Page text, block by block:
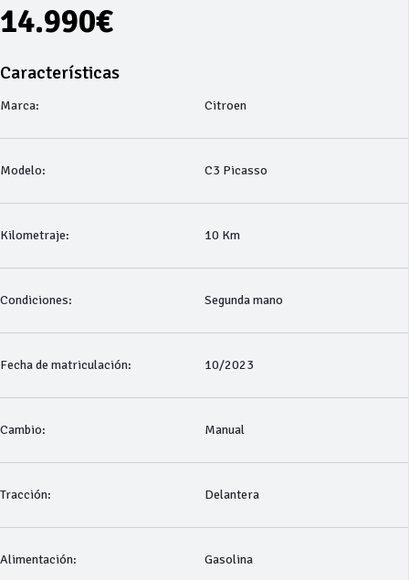
14.990€
Características
Marca: Citroen
Modelo: C3 Picasso
Kilometraje: 10 Km
Condiciones: Segunda mano
Fecha de matriculación: 10/2023
Cambio: Manual
Tracción: Delantera
Alimentación: Gasolina